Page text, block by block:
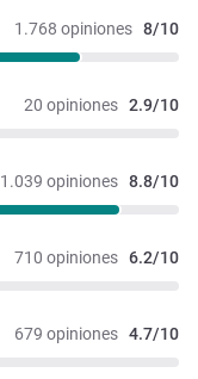
1.768 opiniones 8/10
20 opiniones 2.9/10
1.039 opiniones 8.8/10
710 opiniones 6.2/10
679 opiniones 4.7/10